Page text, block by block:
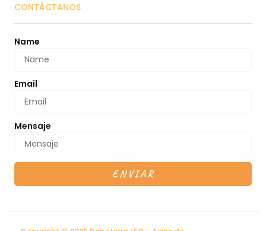
CONTÁCTANOS
Name
Email
Mensaje
ENVIAR